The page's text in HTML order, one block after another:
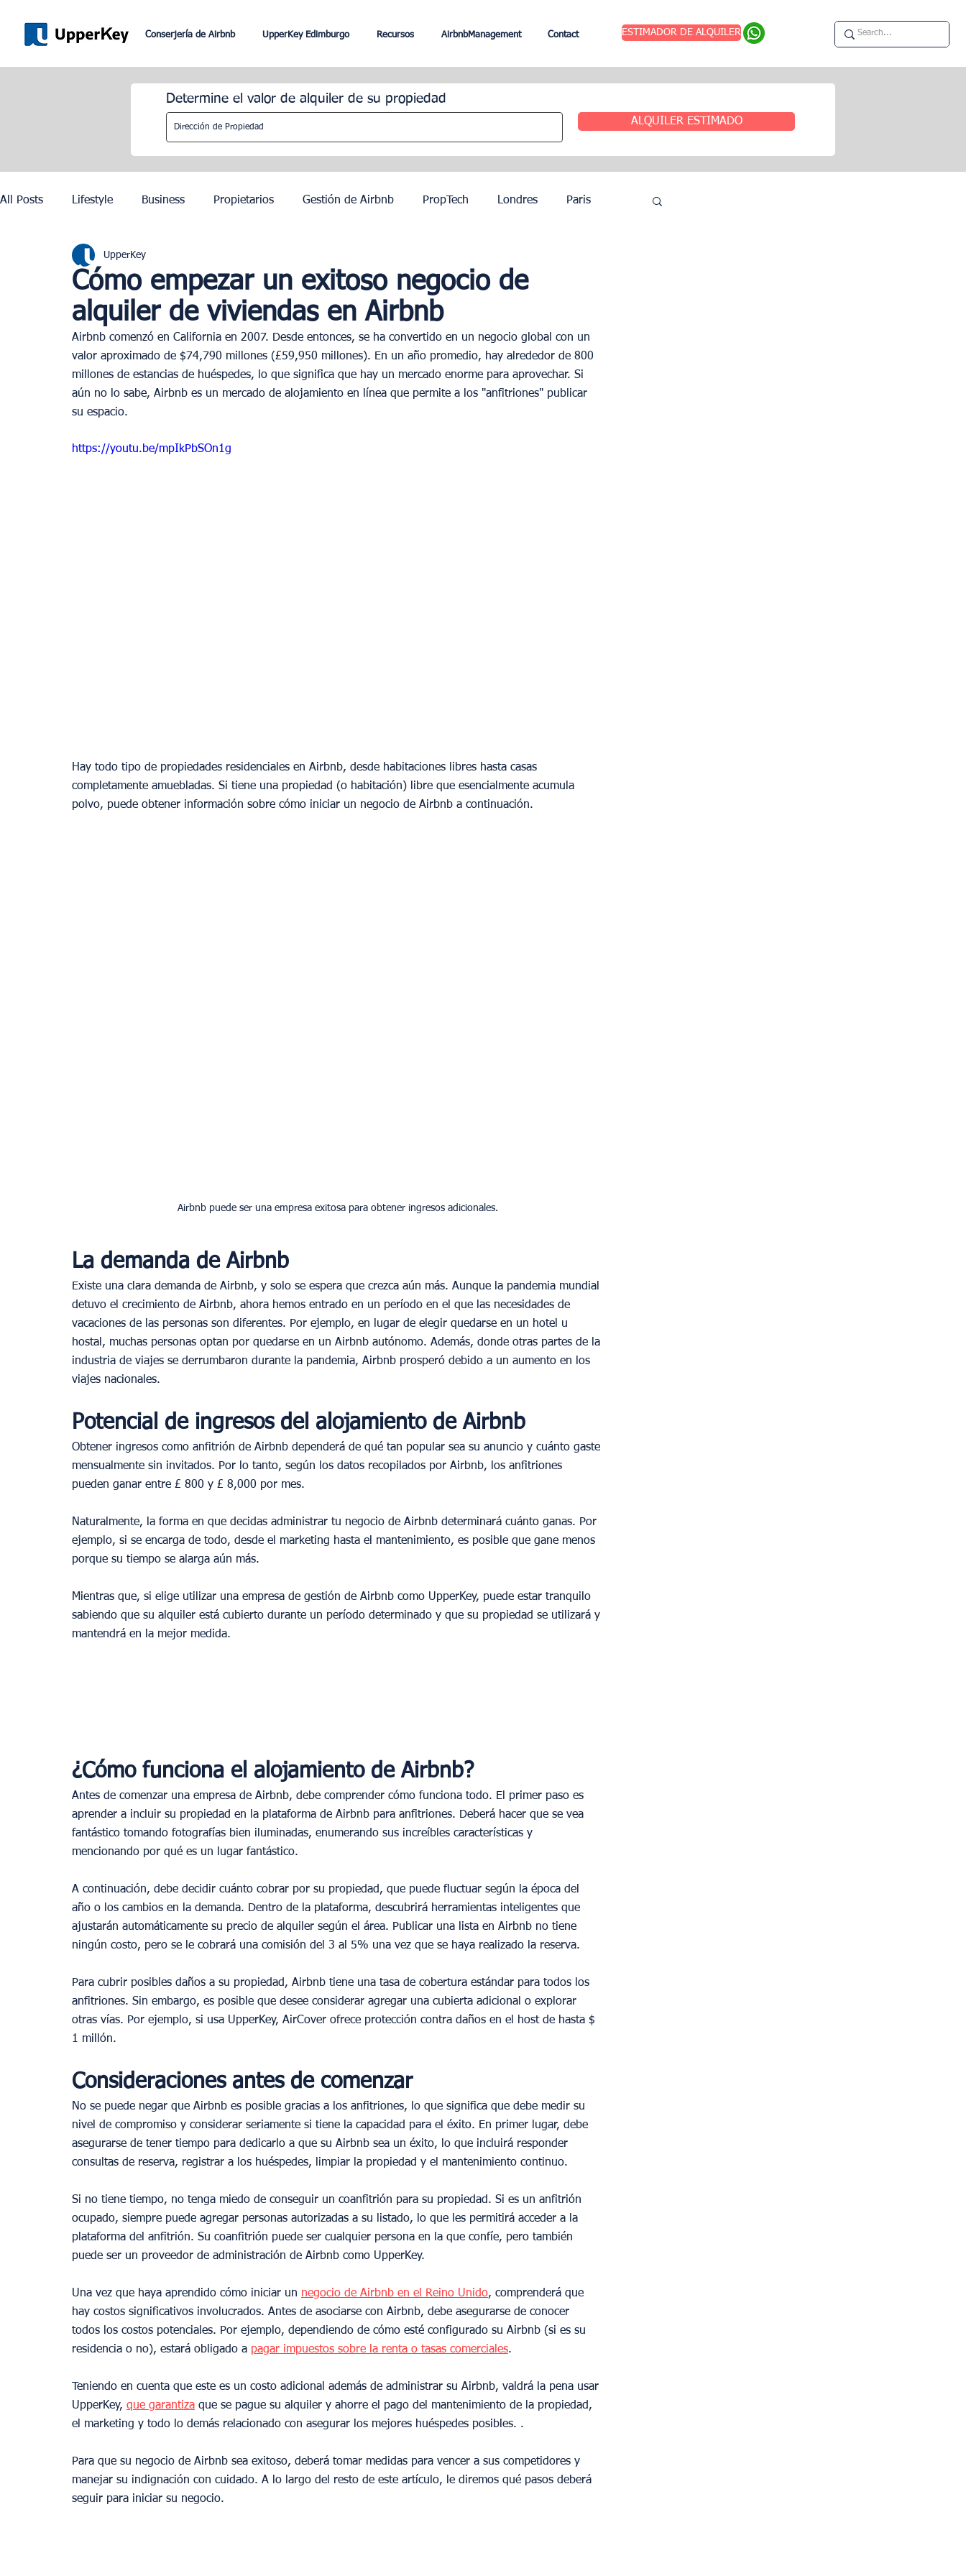
Conserjería de Airbnb UpperKey Edimburgo Recursos AirbnbManagement Contact ESTIMADOR DE ALQUILER
Determine el valor de alquiler de su propiedad
ALQUILER ESTIMADO
All Posts Lifestyle Business Propietarios Gestión de Airbnb PropTech Londres Paris
Romaníes Dubai
Juegos Olímpicos de París 2024
Cómo empezar un exitoso negocio de
alquiler de viviendas en Airbnb
UpperKey
Airbnb comenzó en California en 2007. Desde entonces, se ha convertido en un negocio global con un
valor aproximado de $74,790 millones (£59,950 millones). En un año promedio, hay alrededor de 800
millones de estancias de huéspedes, lo que significa que hay un mercado enorme para aprovechar. Si
aún no lo sabe, Airbnb es un mercado de alojamiento en línea que permite a los "anfitriones" publicar
su espacio.
https://youtu.be/mpIkPbSOn1g
Hay todo tipo de propiedades residenciales en Airbnb, desde habitaciones libres hasta casas
completamente amuebladas. Si tiene una propiedad (o habitación) libre que esencialmente acumula
polvo, puede obtener información sobre cómo iniciar un negocio de Airbnb a continuación.
Airbnb puede ser una empresa exitosa para obtener ingresos adicionales.
La demanda de Airbnb
Existe una clara demanda de Airbnb, y solo se espera que crezca aún más. Aunque la pandemia mundial
detuvo el crecimiento de Airbnb, ahora hemos entrado en un período en el que las necesidades de
vacaciones de las personas son diferentes. Por ejemplo, en lugar de elegir quedarse en un hotel u
hostal, muchas personas optan por quedarse en un Airbnb autónomo. Además, donde otras partes de la
industria de viajes se derrumbaron durante la pandemia, Airbnb prosperó debido a un aumento en los
viajes nacionales.
Potencial de ingresos del alojamiento de Airbnb
Obtener ingresos como anfitrión de Airbnb dependerá de qué tan popular sea su anuncio y cuánto gaste
mensualmente sin invitados. Por lo tanto, según los datos recopilados por Airbnb, los anfitriones
pueden ganar entre £ 800 y £ 8,000 por mes.
Naturalmente, la forma en que decidas administrar tu negocio de Airbnb determinará cuánto ganas. Por
ejemplo, si se encarga de todo, desde el marketing hasta el mantenimiento, es posible que gane menos
porque su tiempo se alarga aún más.
Mientras que, si elige utilizar una empresa de gestión de Airbnb como UpperKey, puede estar tranquilo
sabiendo que su alquiler está cubierto durante un período determinado y que su propiedad se utilizará y
mantendrá en la mejor medida.
¿Cómo funciona el alojamiento de Airbnb?
Antes de comenzar una empresa de Airbnb, debe comprender cómo funciona todo. El primer paso es
aprender a incluir su propiedad en la plataforma de Airbnb para anfitriones. Deberá hacer que se vea
fantástico tomando fotografías bien iluminadas, enumerando sus increíbles características y
mencionando por qué es un lugar fantástico.
A continuación, debe decidir cuánto cobrar por su propiedad, que puede fluctuar según la época del
año o los cambios en la demanda. Dentro de la plataforma, descubrirá herramientas inteligentes que
ajustarán automáticamente su precio de alquiler según el área. Publicar una lista en Airbnb no tiene
ningún costo, pero se le cobrará una comisión del 3 al 5% una vez que se haya realizado la reserva.
Para cubrir posibles daños a su propiedad, Airbnb tiene una tasa de cobertura estándar para todos los
anfitriones. Sin embargo, es posible que desee considerar agregar una cubierta adicional o explorar
otras vías. Por ejemplo, si usa UpperKey, AirCover ofrece protección contra daños en el host de hasta $
1 millón.
Consideraciones antes de comenzar
No se puede negar que Airbnb es posible gracias a los anfitriones, lo que significa que debe medir su
nivel de compromiso y considerar seriamente si tiene la capacidad para el éxito. En primer lugar, debe
asegurarse de tener tiempo para dedicarlo a que su Airbnb sea un éxito, lo que incluirá responder
consultas de reserva, registrar a los huéspedes, limpiar la propiedad y el mantenimiento continuo.
Si no tiene tiempo, no tenga miedo de conseguir un coanfitrión para su propiedad. Si es un anfitrión
ocupado, siempre puede agregar personas autorizadas a su listado, lo que les permitirá acceder a la
plataforma del anfitrión. Su coanfitrión puede ser cualquier persona en la que confíe, pero también
puede ser un proveedor de administración de Airbnb como UpperKey.
Una vez que haya aprendido cómo iniciar un negocio de Airbnb en el Reino Unido, comprenderá que
hay costos significativos involucrados. Antes de asociarse con Airbnb, debe asegurarse de conocer
todos los costos potenciales. Por ejemplo, dependiendo de cómo esté configurado su Airbnb (si es su
residencia o no), estará obligado a pagar impuestos sobre la renta o tasas comerciales.
Teniendo en cuenta que este es un costo adicional además de administrar su Airbnb, valdrá la pena usar
UpperKey, que garantiza que se pague su alquiler y ahorre el pago del mantenimiento de la propiedad,
el marketing y todo lo demás relacionado con asegurar los mejores huéspedes posibles. .
Para que su negocio de Airbnb sea exitoso, deberá tomar medidas para vencer a sus competidores y
manejar su indignación con cuidado. A lo largo del resto de este artículo, le diremos qué pasos deberá
seguir para iniciar su negocio.